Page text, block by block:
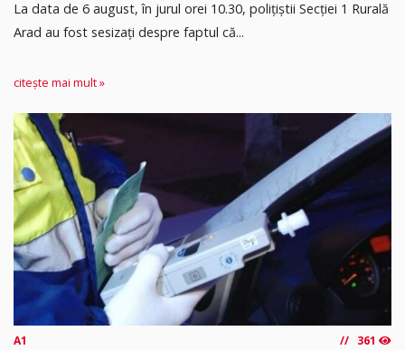
​La data de 6 august, în jurul orei 10.30, polițiștii Secției 1 Rurală
Arad au fost sesizați despre faptul că...
citește mai mult »
A1 361